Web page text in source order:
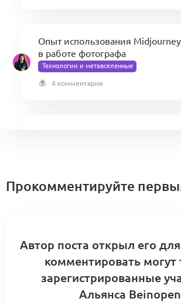
Опыт использования Midjourney
в работе фотографа
Технологии и метавселенные
4 комментария
Форум Beinopen 2022
0 комментариев
Прокомментируйте
Автор поста открыл его
комментировать могут
зарегистрированные
Альянса